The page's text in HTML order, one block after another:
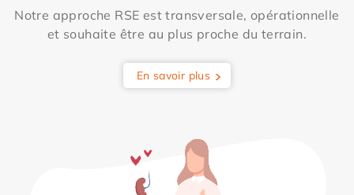
Notre approche RSE est transversale, opérationnelle
et souhaite être au plus proche du terrain.
En savoir plus